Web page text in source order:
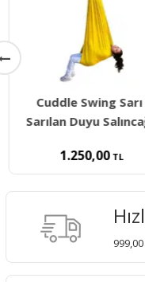
Cuddle Swing Sarı
Sarılan Duyu
1.250,00TL